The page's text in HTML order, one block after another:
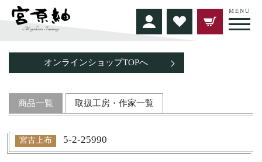
MENU
オンラインショップTOPへ
商品一覧 取扱工房・作家一覧
宮古上布 5-2-25990